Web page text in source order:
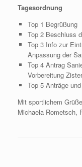
Tagesordnung
Top 1 Begrüßung
Top 2 Beschluss
Top 3 Info zur
Anpassung der
Top 4 Antrag
Vorbereitung
Top 5 Anträge
Mit sportlichem
Michaela Rometsch,